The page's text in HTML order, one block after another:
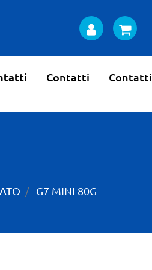
Contatti Contatti
G7 MINI 80G